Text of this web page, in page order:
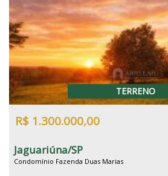
TERRENO
R$ 1.300.000,00
Jaguariúna/SP
Condomínio Fazenda Duas Marias